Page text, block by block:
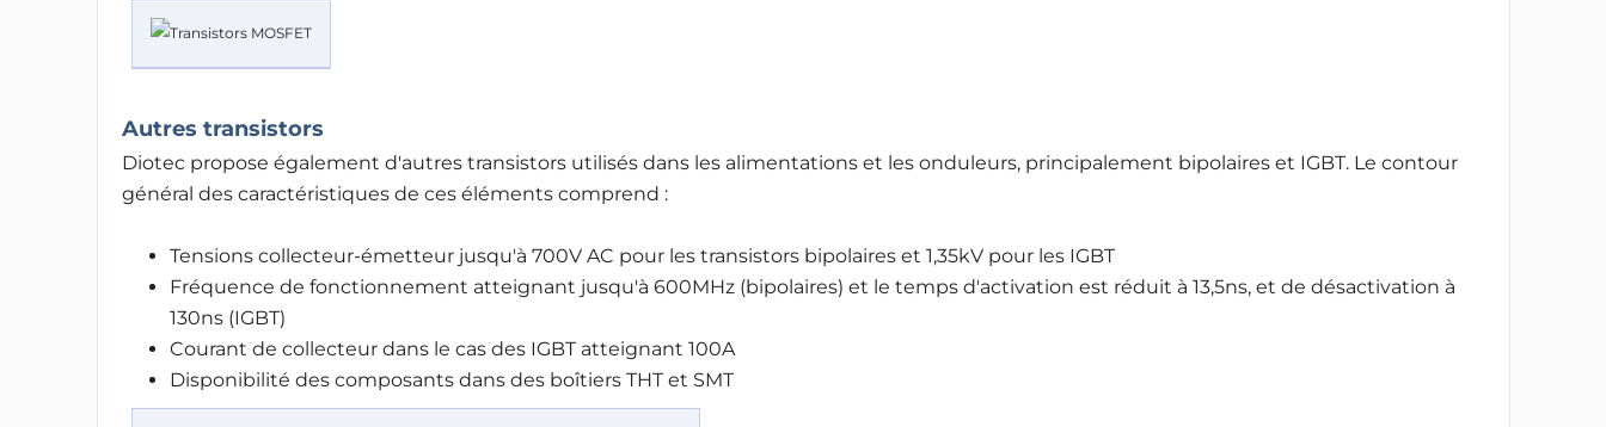
Autres transistors
Diotec propose également d'autres transistors utilisés dans les alimentations et les onduleurs, principalement bipolaires et IGBT. Le contour
général des caractéristiques de ces éléments comprend :
Tensions collecteur-émetteur jusqu'à 700V AC pour les transistors bipolaires et 1,35kV pour les IGBT
Fréquence de fonctionnement atteignant jusqu'à 600MHz (bipolaires) et le temps d'activation est réduit à 13,5ns, et de désactivation à
130ns (IGBT)
Courant de collecteur dans le cas des IGBT atteignant 100A
Disponibilité des composants dans des boîtiers THT et SMT